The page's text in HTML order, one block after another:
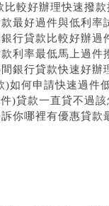
較好辦理快速撥款
最好過件與低利率
行貸款比較好辦過
利率最低馬上過件
銀行貸款快速好辦
)如何申請快速過件
)貸款一直貸不過
你哪裡有優惠貸款